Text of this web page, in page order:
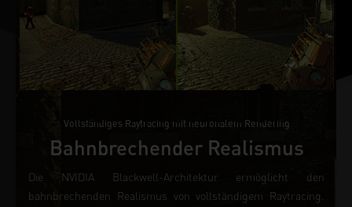
Vollständiges Raytracing mit neuronalem Rendering
Bahnbrechender Realismus
Die NVIDIA Blackwell-Architektur ermöglicht den
bahnbrechenden Realismus von vollständigem Raytracing.